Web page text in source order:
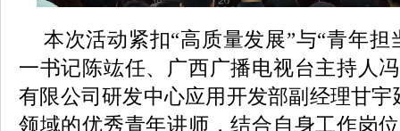
本次活动紧扣“高质量发展”与“青年担
一书记陈竑任、广西广播电视台主持人
有限公司研发中心应用开发部副经理甘
领域的优秀青年讲师，结合自身工作岗